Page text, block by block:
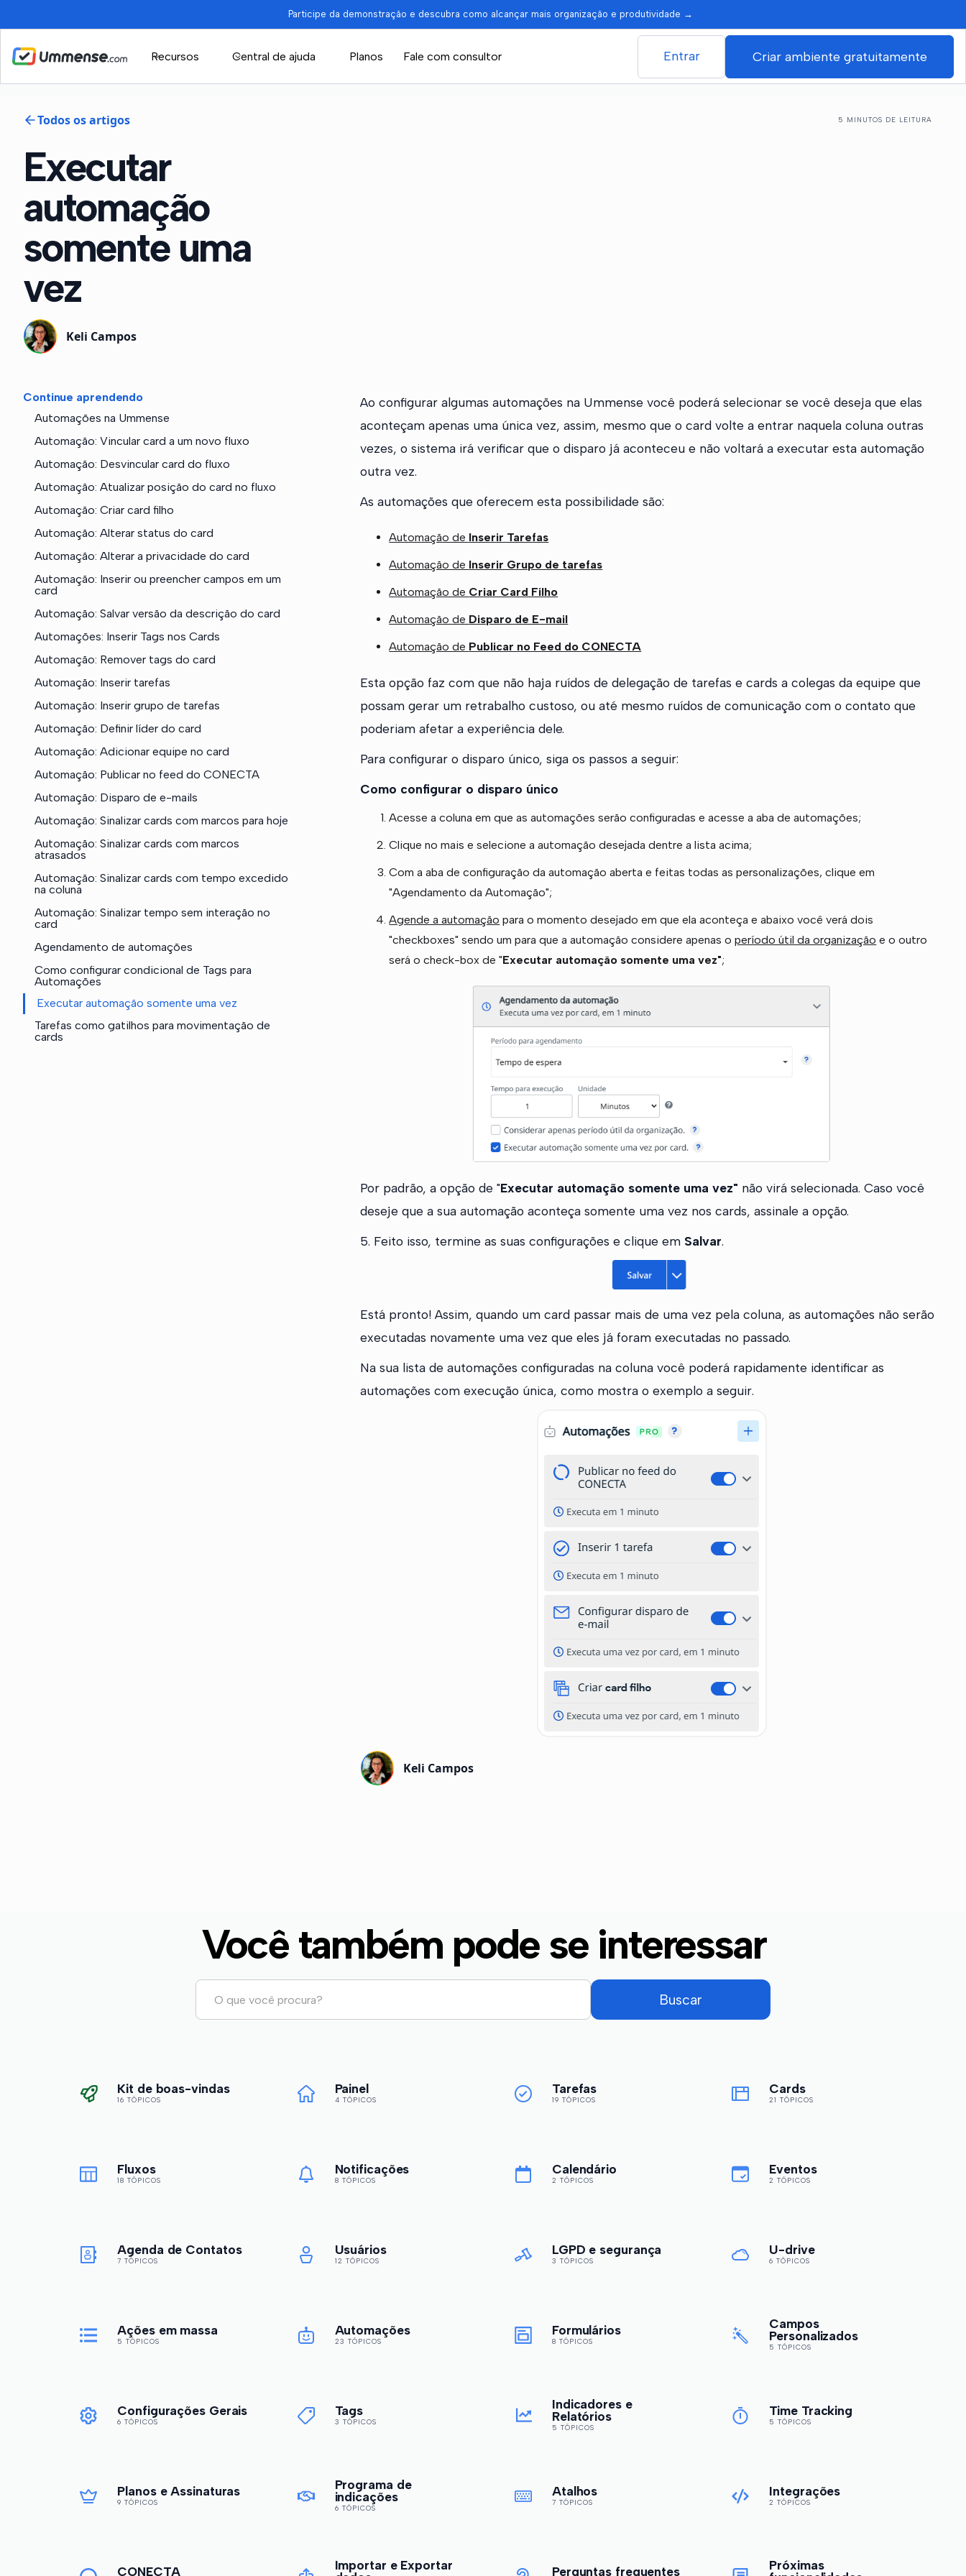
Participe da demonstração e descubra como alcançar mais organização e produtividade →
Recursos Central de ajuda Planos Fale com consultor Entrar Criar ambiente gratuitamente
Todos os artigos 5 MINUTOS DE LEITURA
Executar
automação
somente uma
vez
Keli Campos
Continue aprendendo
Automações na Ummense
Automação: Vincular card a um novo fluxo
Automação: Desvincular card do fluxo
Automação: Atualizar posição do card no fluxo
Automação: Criar card filho
Automação: Alterar status do card
Automação: Alterar a privacidade do card
Automação: Inserir ou preencher campos em um
card
Automação: Salvar versão da descrição do card
Automações: Inserir Tags nos Cards
Automação: Remover tags do card
Automação: Inserir tarefas
Automação: Inserir grupo de tarefas
Automação: Definir líder do card
Automação: Adicionar equipe no card
Automação: Publicar no feed do CONECTA
Automação: Disparo de e-mails
Automação: Sinalizar cards com marcos para hoje
Automação: Sinalizar cards com marcos
atrasados
Automação: Sinalizar cards com tempo excedido
na coluna
Automação: Sinalizar tempo sem interação no
card
Agendamento de automações
Como configurar condicional de Tags para
Automações
Executar automação somente uma vez
Tarefas como gatilhos para movimentação de
cards
Ao configurar algumas automações na Ummense você poderá selecionar se você deseja que elas
aconteçam apenas uma única vez, assim, mesmo que o card volte a entrar naquela coluna outras
vezes, o sistema irá verificar que o disparo já aconteceu e não voltará a executar esta automação
outra vez.
As automações que oferecem esta possibilidade são:
Automação de Inserir Tarefas
Automação de Inserir Grupo de tarefas
Automação de Criar Card Filho
Automação de Disparo de E-mail
Automação de Publicar no Feed do CONECTA
Esta opção faz com que não haja ruídos de delegação de tarefas e cards a colegas da equipe que
possam gerar um retrabalho custoso, ou até mesmo ruídos de comunicação com o contato que
poderiam afetar a experiência dele.
Para configurar o disparo único, siga os passos a seguir:
Como configurar o disparo único
Acesse a coluna em que as automações serão configuradas e acesse a aba de automações;
Clique no mais e selecione a automação desejada dentre a lista acima;
Com a aba de configuração da automação aberta e feitas todas as personalizações, clique em
"Agendamento da Automação";
Agende a automação para o momento desejado em que ela aconteça e abaixo você verá dois
"checkboxes" sendo um para que a automação considere apenas operíodo útil da organização e o outro
será o check-box de "Executar automação somente uma vez";
Por padrão, a opção de "Executar automação somente uma vez" não virá selecionada. Caso você
deseje que a sua automação aconteça somente uma vez nos cards, assinale a opção.
5. Feito isso, termine as suas configurações e clique em Salvar.
Está pronto! Assim, quando um card passar mais de uma vez pela coluna, as automações não serão
executadas novamente uma vez que eles já foram executadas no passado.
Na sua lista de automações configuradas na coluna você poderá rapidamente identificar as
automações com execução única, como mostra o exemplo a seguir.
Keli Campos
Você também pode se interessar
Kit de boas-vindas
16 TÓPICOS
Painel
4 TÓPICOS
Tarefas
19 TÓPICOS
Cards
21 TÓPICOS
Fluxos
18 TÓPICOS
Notificações
8 TÓPICOS
Calendário
2 TÓPICOS
Eventos
2 TÓPICOS
Agenda de Contatos
7 TÓPICOS
Usuários
12 TÓPICOS
LGPD e segurança
3 TÓPICOS
U-drive
6 TÓPICOS
Ações em massa
5 TÓPICOS
Automações
23 TÓPICOS
Formulários
8 TÓPICOS
Campos
Personalizados
5 TÓPICOS
Configurações Gerais
6 TÓPICOS
Tags
3 TÓPICOS
Indicadores e
Relatórios
5 TÓPICOS
Time Tracking
5 TÓPICOS
Planos e Assinaturas
9 TÓPICOS
Programa de
indicações
6 TÓPICOS
Atalhos
7 TÓPICOS
Integrações
2 TÓPICOS
CONECTA
Importar e Exportar
Perguntas frequentes
Próximas